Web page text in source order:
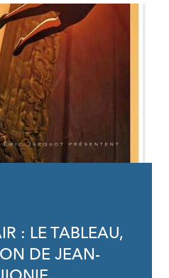
: LE TABLEAU,
DE JEAN-